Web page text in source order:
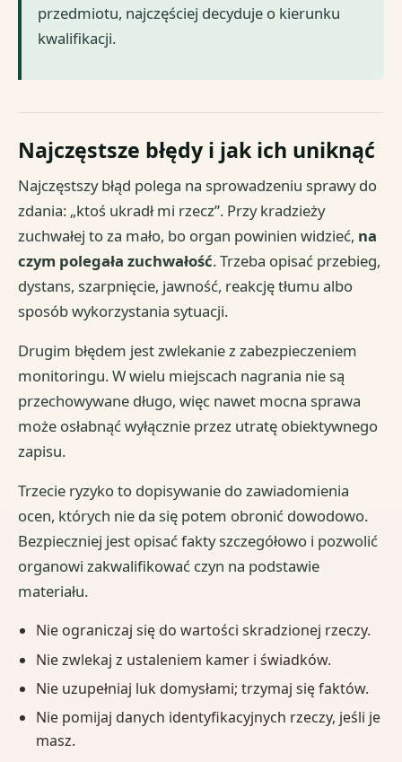
przedmiotu, najczęściej decyduje o kierunku
kwalifikacji.
Najczęstsze błędy i jak ich uniknąć
Najczęstszy błąd polega na sprowadzeniu sprawy do
zdania: „ktoś ukradł mi rzecz”. Przy kradzieży
zuchwałej to za mało, bo organ powinien widzieć, na
czym polegała zuchwałość. Trzeba opisać przebieg,
dystans, szarpnięcie, jawność, reakcję tłumu albo
sposób wykorzystania sytuacji.
Drugim błędem jest zwlekanie z zabezpieczeniem
monitoringu. W wielu miejscach nagrania nie są
przechowywane długo, więc nawet mocna sprawa
może osłabnąć wyłącznie przez utratę obiektywnego
zapisu.
Trzecie ryzyko to dopisywanie do zawiadomienia
ocen, których nie da się potem obronić dowodowo.
Bezpieczniej jest opisać fakty szczegółowo i pozwolić
organowi zakwalifikować czyn na podstawie
materiału.
Nie ograniczaj się do wartości skradzionej rzeczy.
Nie zwlekaj z ustaleniem kamer i świadków.
Nie uzupełniaj luk domysłami; trzymaj się faktów.
Nie pomijaj danych identyfikacyjnych rzeczy, jeśli je
masz.